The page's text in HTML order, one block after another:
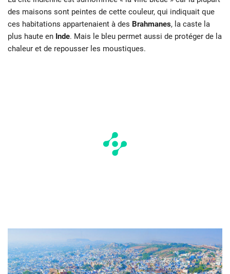
des maisons sont peintes de cette couleur, qui indiquait que
ces habitations appartenaient à des Brahmanes, la caste la
plus haute en Inde. Mais le bleu permet aussi de protéger de la
chaleur et de repousser les moustiques.